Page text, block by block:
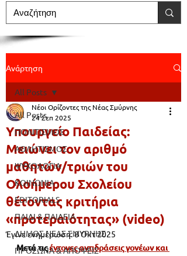
Ανάρτηση
All Posts
ΠΟΛΙΤΙΣΜΟΣ
ΑΘΛΗΤΙΣΜΟΣ
ΨΥΧΟΛΟΓΙΑ
ΚΟΙΝΩΝΙΑ
EDITORIALS
ΠΑΙΔΙ & ΠΑΙΔΕΙΑ
ΔΗΜΟΣ ΝΕΑΣ ΣΜΥΡΝΗΣ
ΠΡΟΣΩΠΑ & ΑΠΟΨΕΙΣ
All Posts
Υπουργείο Παιδείας:
Μειώνει τον αριθμό
μαθητών/τριών του
Ολοήμερου Σχολείου
θέτοντας κριτήρια
«προτεραιότητας» (video)
Νέοι Ορίζοντες της Νέας Σμύρνης
24 Σεπ 2025
Έγινε ενημέρωση:8 Οκτ 2025
Μετά τις έντονες αντιδράσεις γονέων και